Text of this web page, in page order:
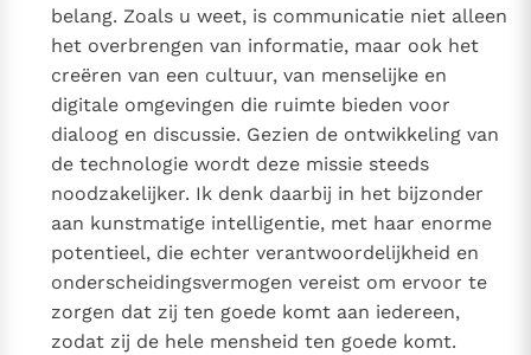
belang. Zoals u weet, is communicatie niet alleen
het overbrengen van informatie, maar ook het
creëren van een cultuur, van menselijke en
digitale omgevingen die ruimte bieden voor
dialoog en discussie. Gezien de ontwikkeling van
de technologie wordt deze missie steeds
noodzakelijker. Ik denk daarbij in het bijzonder
aan kunstmatige intelligentie, met haar enorme
potentieel, die echter verantwoordelijkheid en
onderscheidingsvermogen vereist om ervoor te
zorgen dat zij ten goede komt aan iedereen,
zodat zij de hele mensheid ten goede komt.